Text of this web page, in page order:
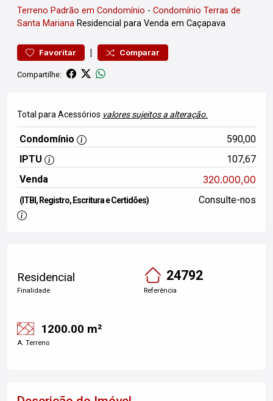
Terreno Padrão em Condomínio - Condomínio Terras de
Santa Mariana Residencial para Venda em Caçapava
Favoritar | Comparar
Compartilhe:
Total para Acessórios valores sujeitos a alteração.
Condomínio
590,00
IPTU
107,67
Venda
320.000,00
(ITBI, Registro, Escritura e Certidões) Consulte-nos
Residencial
Finalidade
24792
Referência
1200.00 m²
A. Terreno